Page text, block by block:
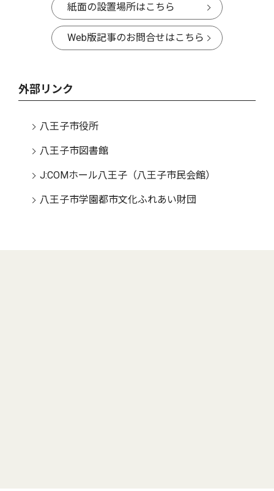
紙面の設置場所はこちら
Web版記事のお問合せはこちら
外部リンク
八王子市役所
八王子市図書館
J:COMホール八王子（八王子市民会館）
八王子市学園都市文化ふれあい財団